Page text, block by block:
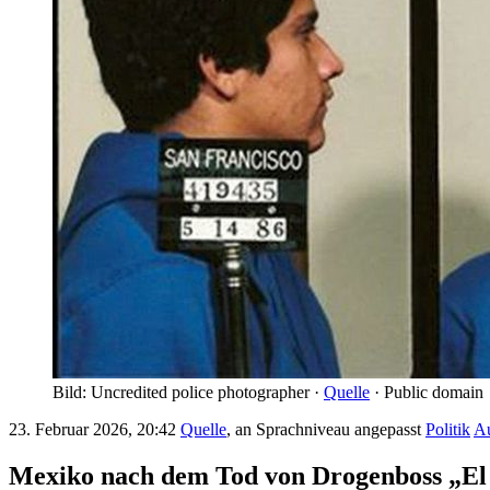
Bild: Uncredited police photographer · Quelle · Public domain
23. Februar 2026, 20:42 Quelle, an Sprachniveau angepasst Politik
Mexiko nach dem Tod von Drogenboss